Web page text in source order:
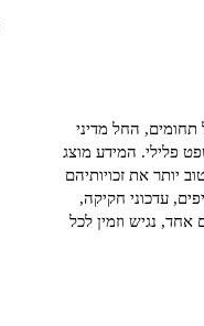
תחומים, החל מדיני
פלילי. המידע מוצג
יותר את זכויותיהם
עדכוני חקיקה,
אחד, נגיש וזמין לכל